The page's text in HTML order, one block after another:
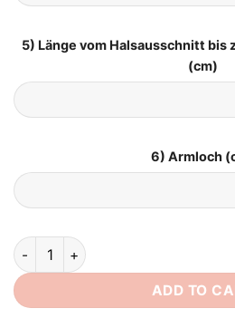
5) Länge vom Halsausschnitt bis
(cm)
6) Armloch
Boho Style Hochzeitskleider
ADD TO